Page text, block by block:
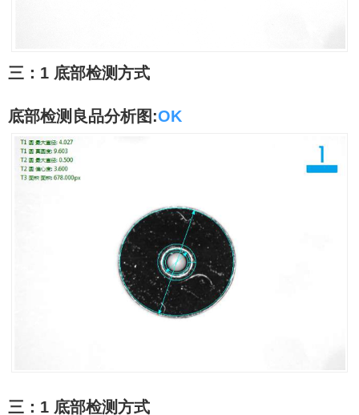
三： 1 底部检测方式
底部检测良品分析图 :OK
三： 1 底部检测方式